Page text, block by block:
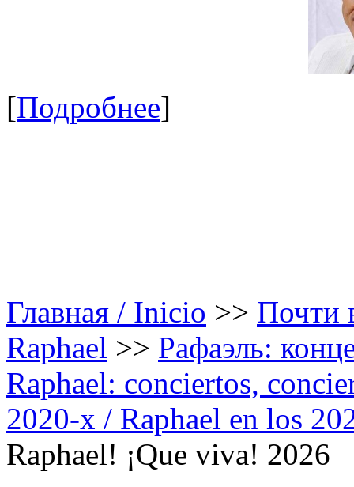
[Подробнее]
Главная / Inicio >> Почти
Raphael >> Рафаэль:
Raphael: conciertos,
2020-х / Raphael en los
Raphael! ¡Que viva! 2026